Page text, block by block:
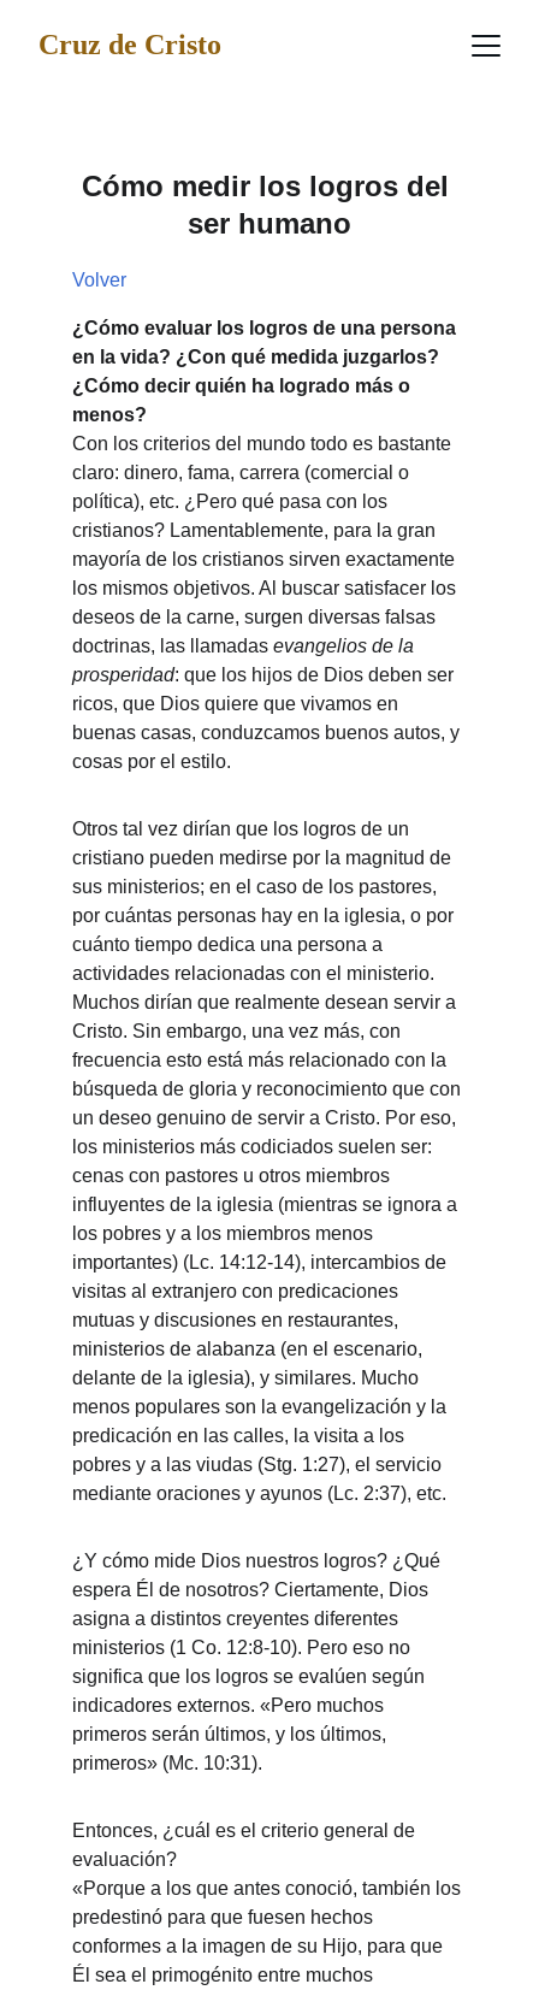
Cruz de Cristo
Cómo medir los logros del
ser humano
¿Cómo evaluar los logros de una persona
en la vida? ¿Con qué medida juzgarlos?
¿Cómo decir quién ha logrado más o
menos?
Con los criterios del mundo todo es bastante
claro: dinero, fama, carrera (comercial o
política), etc. ¿Pero qué pasa con los
cristianos? Lamentablemente, para la gran
mayoría de los cristianos sirven exactamente
los mismos objetivos. Al buscar satisfacer los
deseos de la carne, surgen diversas falsas
doctrinas, las llamadas evangelios de la
prosperidad: que los hijos de Dios deben ser
ricos, que Dios quiere que vivamos en
buenas casas, conduzcamos buenos autos, y
cosas por el estilo.
Otros tal vez dirían que los logros de un
cristiano pueden medirse por la magnitud de
sus ministerios; en el caso de los pastores,
por cuántas personas hay en la iglesia, o por
cuánto tiempo dedica una persona a
actividades relacionadas con el ministerio.
Muchos dirían que realmente desean servir a
Cristo. Sin embargo, una vez más, con
frecuencia esto está más relacionado con la
búsqueda de gloria y reconocimiento que con
un deseo genuino de servir a Cristo. Por eso,
los ministerios más codiciados suelen ser:
cenas con pastores u otros miembros
influyentes de la iglesia (mientras se ignora a
los pobres y a los miembros menos
importantes) (Lc. 14:12-14), intercambios de
visitas al extranjero con predicaciones
mutuas y discusiones en restaurantes,
ministerios de alabanza (en el escenario,
delante de la iglesia), y similares. Mucho
menos populares son la evangelización y la
predicación en las calles, la visita a los
pobres y a las viudas (Stg. 1:27), el servicio
mediante oraciones y ayunos (Lc. 2:37), etc.
¿Y cómo mide Dios nuestros logros? ¿Qué
espera Él de nosotros? Ciertamente, Dios
asigna a distintos creyentes diferentes
ministerios (1 Co. 12:8-10). Pero eso no
significa que los logros se evalúen según
indicadores externos. «Pero muchos
primeros serán últimos, y los últimos,
primeros» (Mc. 10:31).
Entonces, ¿cuál es el criterio general de
evaluación?
«Porque a los que antes conoció, también los
predestinó para que fuesen hechos
conformes a la imagen de su Hijo, para que
Él sea el primogénito entre muchos
Volver